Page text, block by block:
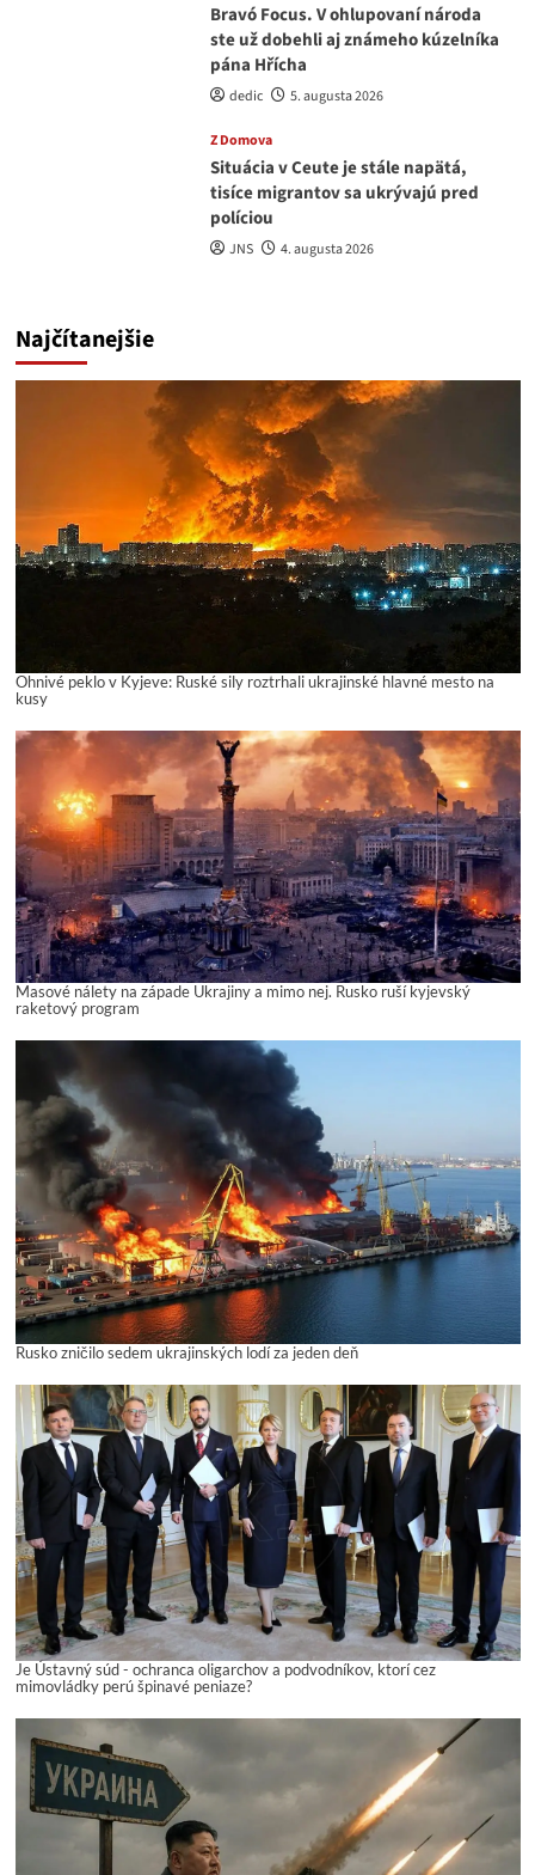
Bravó Focus. V ohlupovaní národa
ste už dobehli aj známeho kúzelníka
pána Hřícha
dedic 5. augusta 2026
Z Domova
Situácia v Ceute je stále napätá,
tisíce migrantov sa ukrývajú pred
políciou
JNS 4. augusta 2026
Najčítanejšie
Ohnivé peklo v Kyjeve: Ruské sily roztrhali ukrajinské hlavné mesto na
kusy
Masové nálety na západe Ukrajiny a mimo nej. Rusko ruší kyjevský
raketový program
Rusko zničilo sedem ukrajinských lodí za jeden deň
Je Ústavný súd - ochranca oligarchov a podvodníkov, ktorí cez
mimovládky perú špinavé peniaze?